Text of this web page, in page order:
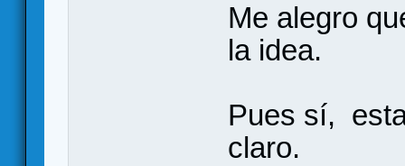
Me alegro
la idea.
Pues sí,
claro.